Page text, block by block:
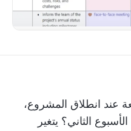
عند انطلاق المشروع،
الثاني؟ يتغير